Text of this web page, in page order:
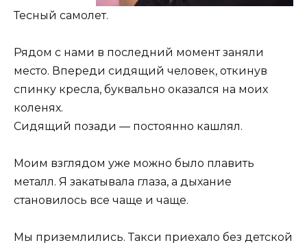
Тесный самолет.
Рядом с нами в последний момент заняли
место. Впереди сидящий человек, откинув
спинку кресла, буквально оказался на моих
коленях.
Сидящий позади — постоянно кашлял.
Моим взглядом уже можно было плавить
металл. Я закатывала глаза, а дыхание
становилось все чаще и чаще.
Мы приземлились. Такси приехало без детской